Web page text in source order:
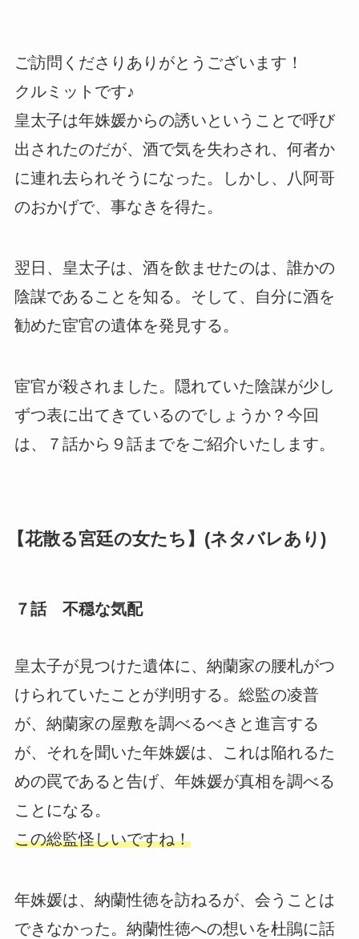
ご訪問くださりありがとうございます！
クルミットです♪
皇太子は年姝媛からの誘いということで呼び
出されたのだが、酒で気を失わされ、何者か
に連れ去られそうになった。しかし、八阿哥
のおかげで、事なきを得た。
翌日、皇太子は、酒を飲ませたのは、誰かの
陰謀であることを知る。そして、自分に酒を
勧めた宦官の遺体を発見する。
宦官が殺されました。隠れていた陰謀が少し
ずつ表に出てきているのでしょうか？今回
は、７話から９話までをご紹介いたします。
【花散る宮廷の女たち】(ネタバレあり)
７話 不穏な気配
皇太子が見つけた遺体に、納蘭家の腰札がつ
けられていたことが判明する。総監の凌普
が、納蘭家の屋敷を調べるべきと進言する
が、それを聞いた年姝媛は、これは陥れるた
めの罠であると告げ、年姝媛が真相を調べる
ことになる。
この総監怪しいですね！
年姝媛は、納蘭性徳を訪ねるが、会うことは
できなかった。納蘭性徳への想いを杜鵑に話